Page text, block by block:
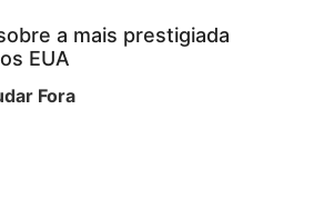
a mais prestigiada
EUA
Fora